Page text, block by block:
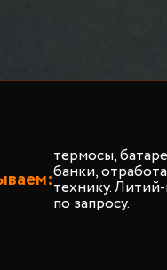
термосы,
банки,
технику.
по запросу.